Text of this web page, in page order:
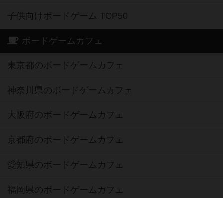
子供向けボードゲーム TOP50
ボードゲームカフェ
東京都のボードゲームカフェ
神奈川県のボードゲームカフェ
大阪府のボードゲームカフェ
京都府のボードゲームカフェ
愛知県のボードゲームカフェ
福岡県のボードゲームカフェ